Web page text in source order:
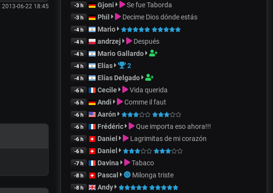
2013-06-22 18:45 -3 h Gjoni Se fue Taborda
-3 h Phil Decime Dios dónde estás
-4 h Mario
-4 h andrzej Después
-4 h Mario Gallardo
-4 h Elías 2
-4 h Elías Delgado
-6 h Cecile Vida querida
-6 h Andi Comme il faut
-6 h Aarón
-6 h Frédéric Que importa eso ahora!!!
-6 h Daniel Lagrimitas de mi corazón
-6 h Daniel
-7 h Davina Tabaco
-8 h Pascal Milonga triste
-8 h Andy